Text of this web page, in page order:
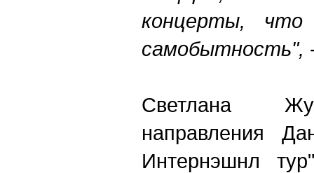
концерты, что
самобытность",
Светлана
направления
Интернэшнл